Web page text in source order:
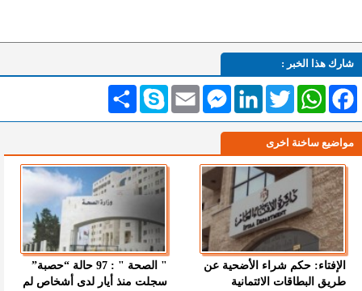
شارك هذا الخبر :
انشر Skype Email
MessengerLinkedInTwitterWhatsAppFacebook
مواضيع ساخنة اخرى
الإفتاء: حكم شراء الأضحية عن
طريق البطاقات الائتمانية
" الصحة " : 97 حالة “حصبة”
سجلت منذ أيار لدى أشخاص لم